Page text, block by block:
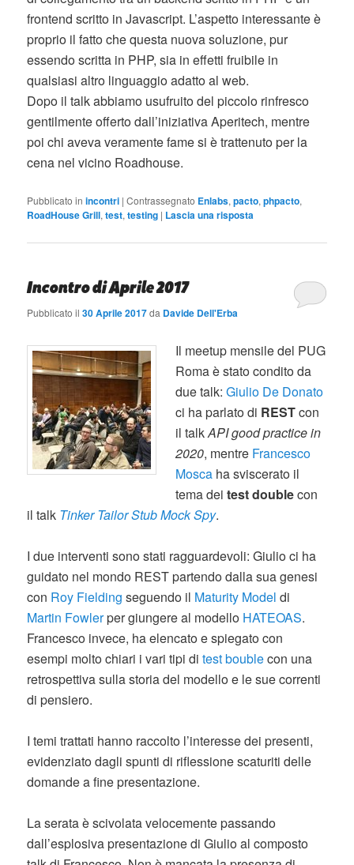
frontend scritto in Javascript. L’aspetto interessante è
proprio il fatto che questa nuova soluzione, pur
essendo scritta in PHP, sia in effetti fruibile in
qualsiasi altro linguaggio adatto al web.
Dopo il talk abbiamo usufruito del piccolo rinfresco
gentilmente offerto dall’iniziativa Aperitech, mentre
poi chi aveva veramente fame si è trattenuto per la
cena nel vicino Roadhouse.
Pubblicato in incontri |Contrassegnato Enlabs,pacto,phpacto,
RoadHouse Grill,test,testing | Lascia una risposta
Incontro di Aprile 2017
Pubblicato il30 Aprile 2017da Davide Dell'Erba
Il meetup mensile del PUG
Roma è stato condito da
due talk:Giulio De Donato
ci ha parlato di RESTcon
il talkAPI good practice in
2020, mentre Francesco
Mosca ha sviscerato il
tema deitest doublecon
il talk Tinker Tailor Stub Mock Spy.
I due interventi sono stati ragguardevoli: Giulio ci ha
guidato nel mondo REST partendo dalla sua genesi
con Roy Fielding seguendo il Maturity Model di
Martin Fowlerper giungere al modello HATEOAS.
Francesco invece, ha elencato e spiegato con
esempi molto chiari i vari tipi ditest boublecon una
retrospettiva sulla storia del modello e le sue correnti
di pensiero.
I temi trattati hanno raccolto l’interesse dei presenti,
evidenziato dagli spunti di riflessione scaturiti delle
domande a fine presentazione.
La serata è scivolata velocemente passando
dall’esplosiva presentazione di Giulio al composto